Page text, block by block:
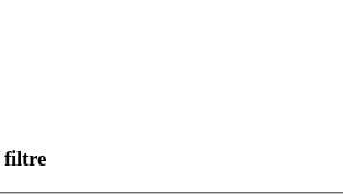
filtre